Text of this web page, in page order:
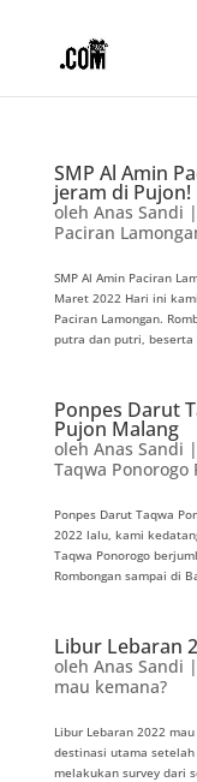
SMP Al Amin
jeram di Pujon!
oleh Anas Sandi |
Paciran
SMP Al Amin Paciran
Maret 2022 Hari ini
Paciran Lamongan.
putra dan putri, beserta
Ponpes Darut
Pujon Malang
oleh Anas Sandi |
Taqwa
Ponpes Darut Taqwa
2022 lalu, kami
Taqwa Ponorogo
Rombongan sampai di
Libur Lebaran
oleh Anas Sandi |
mau kemana?
Libur Lebaran 2022
destinasi utama
melakukan survey dari